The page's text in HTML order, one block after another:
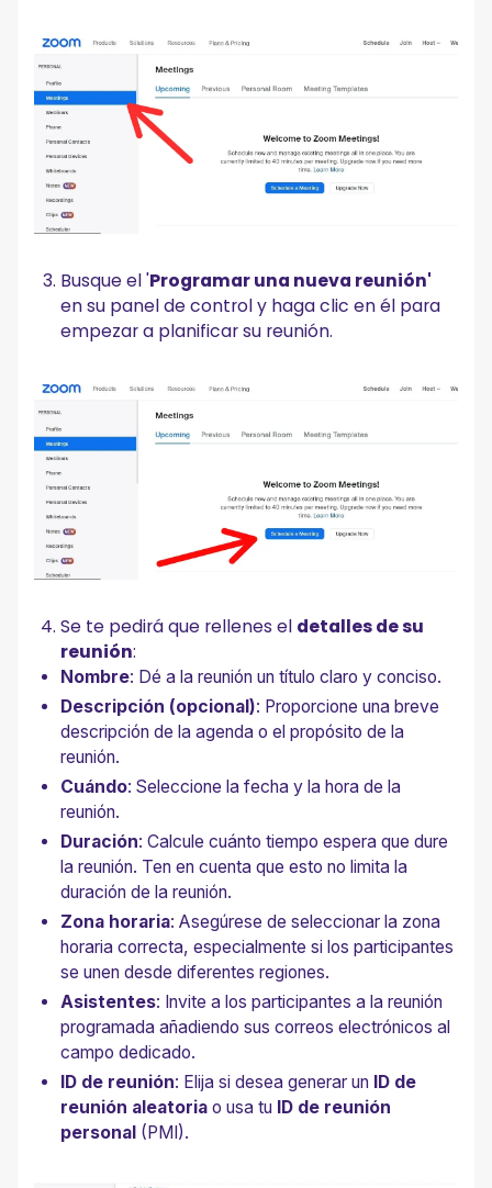
Busque el 'Programar una nueva reunión'
en su panel de control y haga clic en él para
empezar a planificar su reunión.
Se te pedirá que rellenes el detalles de su
reunión:
Nombre: Dé a la reunión un título claro y conciso.
Descripción (opcional): Proporcione una breve
descripción de la agenda o el propósito de la
reunión.
Cuándo: Seleccione la fecha y la hora de la
reunión.
Duración: Calcule cuánto tiempo espera que dure
la reunión. Ten en cuenta que esto no limita la
duración de la reunión.
Zona horaria: Asegúrese de seleccionar la zona
horaria correcta, especialmente si los participantes
se unen desde diferentes regiones.
Asistentes: Invite a los participantes a la reunión
programada añadiendo sus correos electrónicos al
campo dedicado.
ID de reunión: Elija si desea generar un ID de
reunión aleatoria o usa tu ID de reunión
personal (PMI).